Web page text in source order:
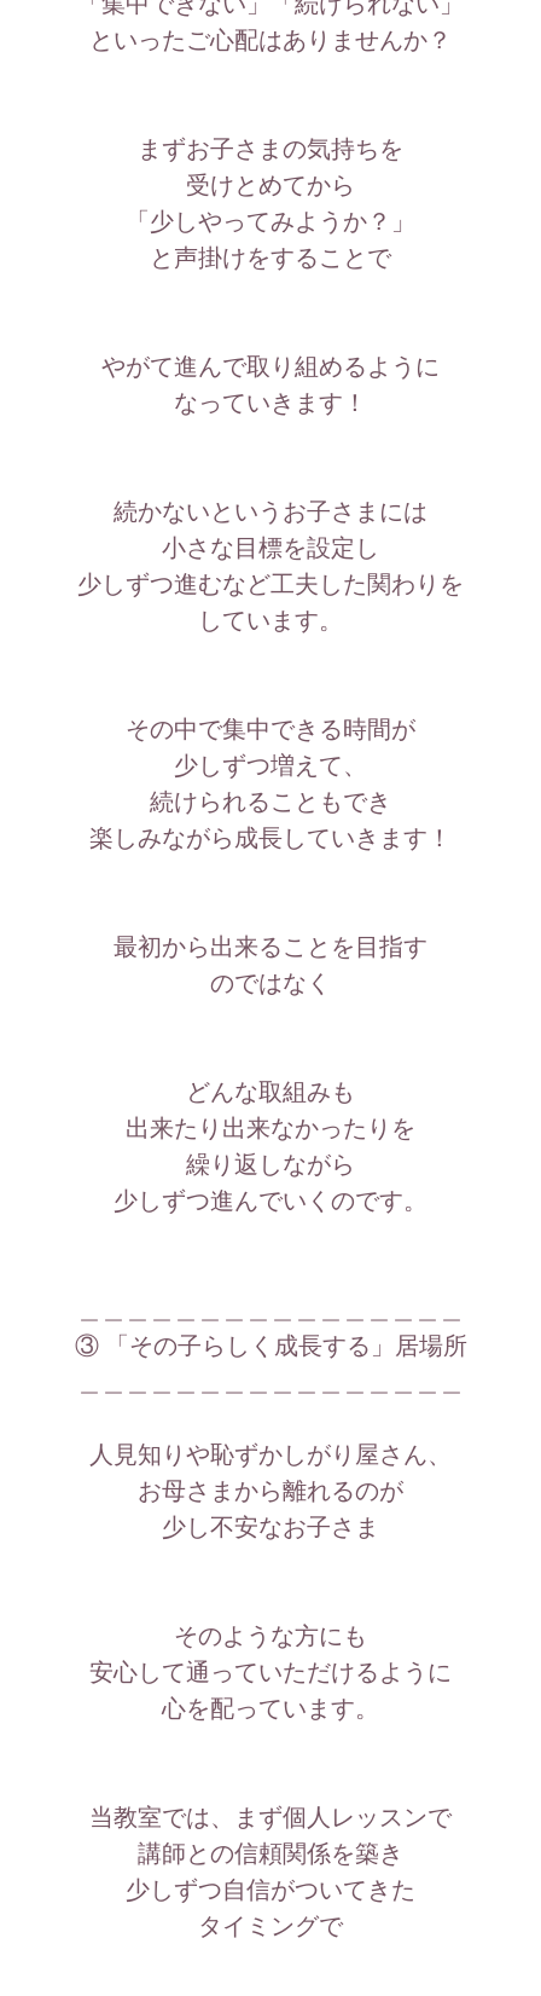
といったご心配はありませんか？
まずお子さまの気持ちを
受けとめてから
「少しやってみようか？」
と声掛けをすることで
やがて進んで取り組めるように
なっていきます！
続かないというお子さまには
小さな目標を設定し
少しずつ進むなど工夫した関わりを
しています。
その中で集中できる時間が
少しずつ増えて、
続けられることもでき
楽しみながら成長していきます！
最初から出来ることを目指す
のではなく
どんな取組みも
出来たり出来なかったりを
繰り返しながら
少しずつ進んでいくのです。
③ 「その子らしく成長する」居場所
人見知りや恥ずかしがり屋さん、
お母さまから離れるのが
少し不安なお子さま
そのような方にも
安心して通っていただけるように
心を配っています。
当教室では、まず個人レッスンで
講師との信頼関係を築き
少しずつ自信がついてきた
タイミングで